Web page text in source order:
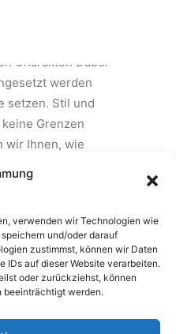
verwenden wir Technologien wie
und/oder darauf
zustimmst, können wir Daten
IDs auf dieser Website verarbeiten.
oder zurückziehst, können
beeinträchtigt werden.
Charakter. Dabei
werden
setzen. Stil und
Grenzen
wir Ihnen, wie
in Szene